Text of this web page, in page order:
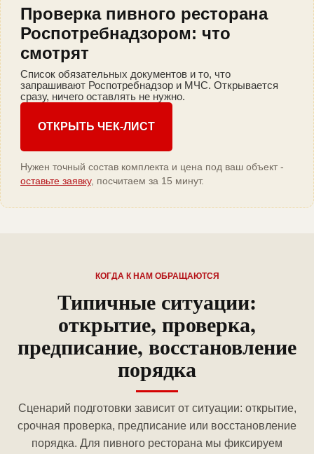
Проверка пивного ресторана
Роспотребнадзором: что
смотрят
Список обязательных документов и то, что
запрашивают Роспотребнадзор и МЧС. Открывается
сразу, ничего оставлять не нужно.
ОТКРЫТЬ ЧЕК-ЛИСТ
Нужен точный состав комплекта и цена под ваш объект -
оставьте заявку, посчитаем за 15 минут.
КОГДА К НАМ ОБРАЩАЮТСЯ
Типичные ситуации:
открытие, проверка,
предписание, восстановление
порядка
Сценарий подготовки зависит от ситуации: открытие,
срочная проверка, предписание или восстановление
порядка. Для пивного ресторана мы фиксируем